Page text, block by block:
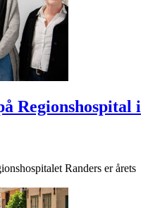
Regionshospital i
Randers er årets